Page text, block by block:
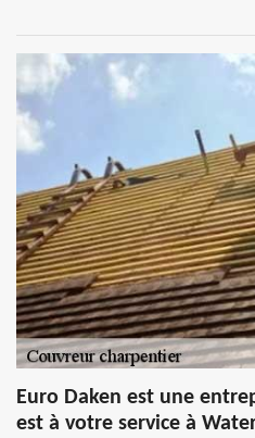
Euro Daken est une
est à votre service à